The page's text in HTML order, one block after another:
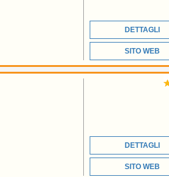
DETTAGLI
SITO WEB
DETTAGLI
SITO WEB